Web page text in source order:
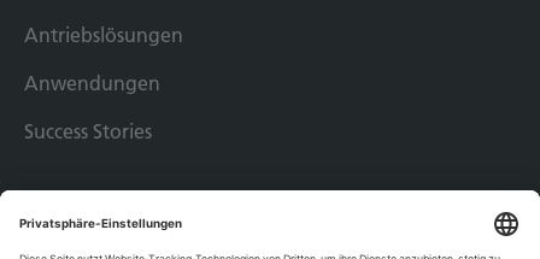
Antriebslösungen
Anwendungen
Success Stories
Impressum